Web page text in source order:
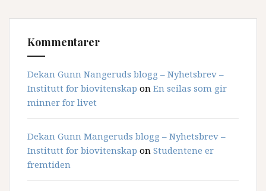
Kommentarer
Dekan Gunn Nangeruds blogg – Nyhetsbrev –
Institutt for biovitenskap on En seilas som gir
minner for livet
Dekan Gunn Mangeruds blogg – Nyhetsbrev –
Institutt for biovitenskap on Studentene er
fremtiden